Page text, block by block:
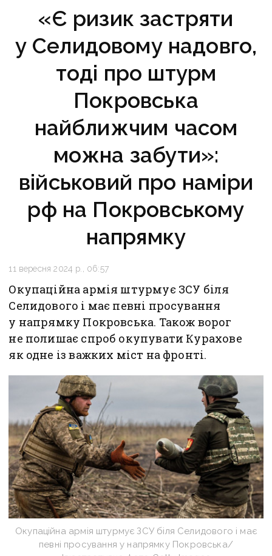
«Є ризик застряти
у Селидовому надовго,
тоді про штурм
Покровська
найближчим часом
можна забути»:
військовий про наміри
рф на Покровському
напрямку
11 вересня 2024 р., 06:57
Окупаційна армія штурмує ЗСУ біля
Селидового і має певні просування
у напрямку Покровська. Також ворог
не полишає спроб окупувати Курахове
як одне із важких міст на фронті.
Окупаційна армія штурмує ЗСУ біля Селидового і має
певні просування у напрямку Покровська/